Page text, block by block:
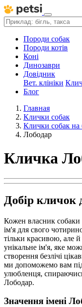
Породи собак
Породи котів
Коні
Динозаври
Довідник
Вет. клініки
Блог
Главная
Клички собак
Клички собак на
Лободар
Кличка
Добір кличок
Кожен власник собаки
ім'я для свого
тільки красивою, але
унікальне ім'я, яке
створення безлічі
ми допоможемо вам
улюбленця,
Лободар.
Значення імені